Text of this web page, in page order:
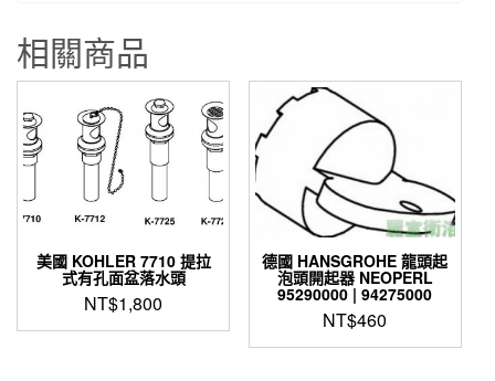
相關商品
美國 KOHLER 7710 提拉
式有孔面盆落水頭
NT$1,800
德國 HANSGROHE 龍頭起
泡頭開起器 NEOPERL
95290000 | 94275000
NT$460